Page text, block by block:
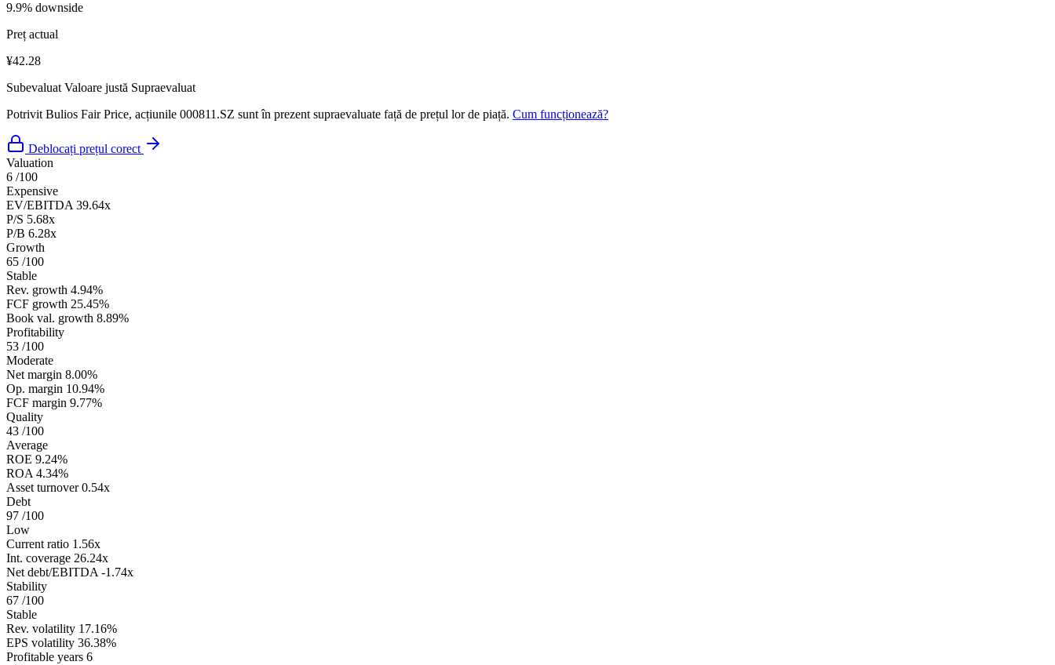
9.9% downside
Preț actual
¥42.28
Subevaluat Valoare justă Supraevaluat
Potrivit Bulios Fair Price, acțiunile 000811.SZ sunt în prezent supraevaluate față de prețul lor de piață. Cum funcționează?
Deblocați prețul corect
Valuation
6 /100
Expensive
EV/EBITDA 39.64x
P/S 5.68x
P/B 6.28x
Growth
65 /100
Stable
Rev. growth 4.94%
FCF growth 25.45%
Book val. growth 8.89%
Profitability
53 /100
Moderate
Net margin 8.00%
Op. margin 10.94%
FCF margin 9.77%
Quality
43 /100
Average
ROE 9.24%
ROA 4.34%
Asset turnover 0.54x
Debt
97 /100
Low
Current ratio 1.56x
Int. coverage 26.24x
Net debt/EBITDA -1.74x
Stability
67 /100
Stable
Rev. volatility 17.16%
EPS volatility 36.38%
Profitable years 6